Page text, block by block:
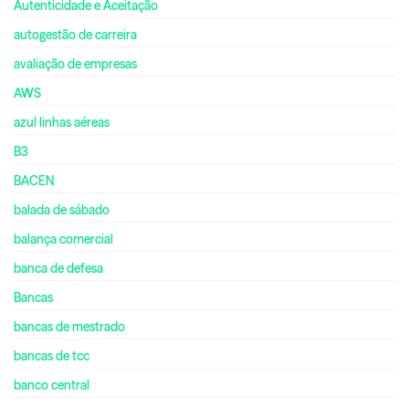
Autenticidade e Aceitação
autogestão de carreira
avaliação de empresas
AWS
azul linhas aéreas
B3
BACEN
balada de sábado
balança comercial
banca de defesa
Bancas
bancas de mestrado
bancas de tcc
banco central